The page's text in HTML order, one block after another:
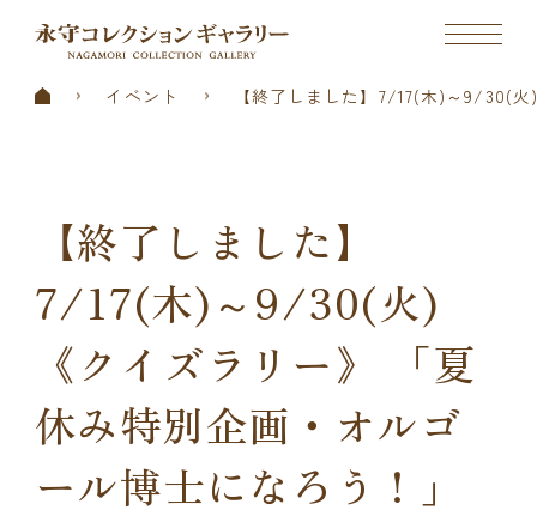
イベント 【終了しました】7/17(木)～9/30(
【終了しました】
7/17(木)～9/30(火)
《クイズラリー》 「夏
休み特別企画・オルゴ
ール博士になろう！」